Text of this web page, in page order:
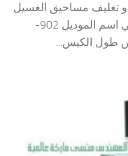
تغليف مساحيق الغسيل
موديل 902-250G ماركة مهندس منسي اسم الموديل 902-